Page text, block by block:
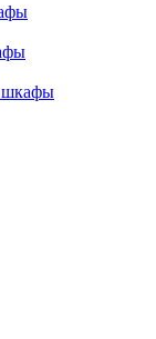
шкафы